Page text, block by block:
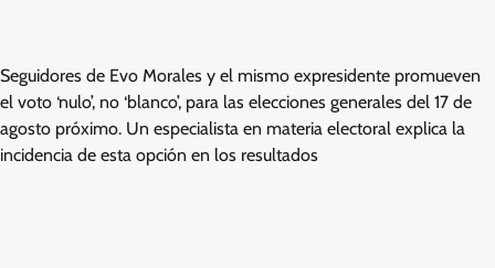
Seguidores de Evo Morales y el mismo expresidente promueven
el voto ‘nulo’, no ‘blanco’, para las elecciones generales del 17 de
agosto próximo. Un especialista en materia electoral explica la
incidencia de esta opción en los resultados